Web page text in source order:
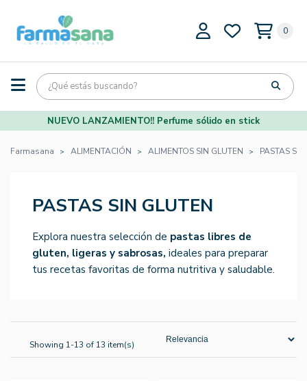
0
NUEVO LANZAMIENTO!! Perfume sólido en stick
Farmasana ALIMENTACIÓN ALIMENTOS SIN GLUTEN PASTAS
PASTAS SIN GLUTEN
Explora nuestra selección de pastas libres de
gluten, ligeras y sabrosas, ideales para preparar
tus recetas favoritas de forma nutritiva y saludable.
Showing 1-13 of 13 item(s)